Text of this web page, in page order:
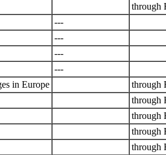
through
---
---
---
---
in Europe
through
through
through
through
through